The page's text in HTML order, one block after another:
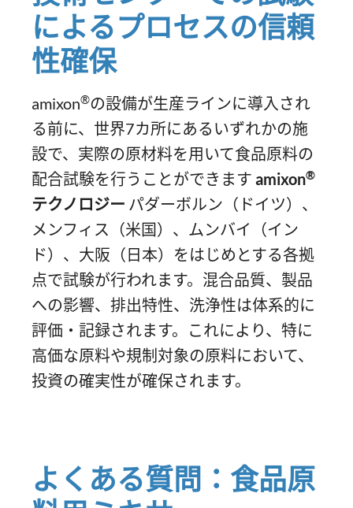
によるプロセスの信頼
性確保
amixon®の設備が生産ラインに導入され
る前に、世界7カ所にあるいずれかの施
設で、実際の原材料を用いて食品原料の
配合試験を行うことができます amixon®
テクノロジー パダーボルン（ドイツ）、
メンフィス（米国）、ムンバイ（イン
ド）、大阪（日本）をはじめとする各拠
点で試験が行われます。混合品質、製品
への影響、排出特性、洗浄性は体系的に
評価・記録されます。これにより、特に
高価な原料や規制対象の原料において、
投資の確実性が確保されます。
よくある質問：食品原